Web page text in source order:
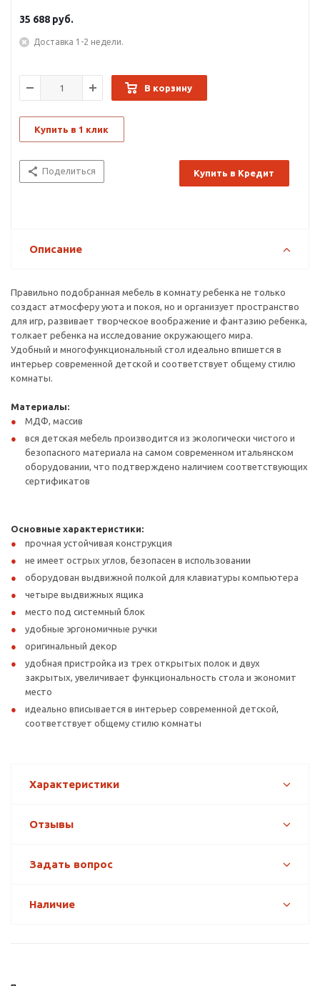
35 688 руб.
Доставка 1-2 недели.
В корзину
Купить в 1 клик
Поделиться Купить в Кредит
Описание
Правильно подобранная мебель в комнату ребенка не только
создаст атмосферу уюта и покоя, но и организует пространство
для игр, развивает творческое воображение и фантазию ребенка,
толкает ребенка на исследование окружающего мира.
Удобный и многофункциональный стол идеально впишется в
интерьер современной детской и соответствует общему стилю
комнаты.
Материалы:
МДФ, массив
вся детская мебель производится из экологически чистого и
безопасного материала на самом современном итальянском
оборудовании, что подтверждено наличием соответствующих
сертификатов
Основные характеристики:
прочная устойчивая конструкция
не имеет острых углов, безопасен в использовании
оборудован выдвижной полкой для клавиатуры компьютера
четыре выдвижных ящика
место под системный блок
удобные эргономичные ручки
оригинальный декор
удобная пристройка из трех открытых полок и двух
закрытых, увеличивает функциональность стола и экономит
место
идеально вписывается в интерьер современной детской,
соответствует общему стилю комнаты
Характеристики
Отзывы
Задать вопрос
Наличие